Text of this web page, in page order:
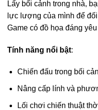
Lấy bối cảnh trong nhà,
lực lượng của mình để
Game có đồ họa đáng
Tính năng nổi bật:
Chiến đấu trong bối
Nâng cấp lính và
Lối chơi chiến thuật